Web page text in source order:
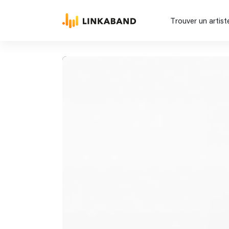
Trouver un